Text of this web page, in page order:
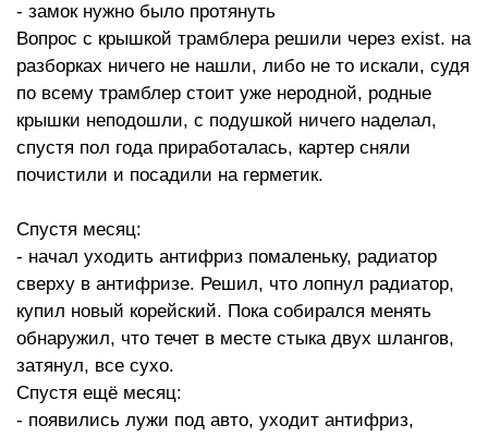
- замок нужно было протянуть
Вопрос с крышкой трамблера решили через exist. на
разборках ничего не нашли, либо не то искали, судя
по всему трамблер стоит уже неродной, родные
крышки неподошли, с подушкой ничего наделал,
спустя пол года приработалась, картер сняли
почистили и посадили на герметик.
Спустя месяц:
- начал уходить антифриз помаленьку, радиатор
сверху в антифризе. Решил, что лопнул радиатор,
купил новый корейский. Пока собирался менять
обнаружил, что течет в месте стыка двух шлангов,
затянул, все сухо.
Спустя ещё месяц:
- появились лужи под авто, уходит антифриз,